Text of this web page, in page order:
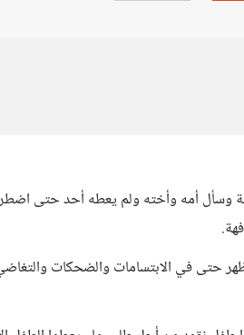
وسأل أمه وأخته ولم يعطه أحد حتى
حتى في الابتسامات والضحكات